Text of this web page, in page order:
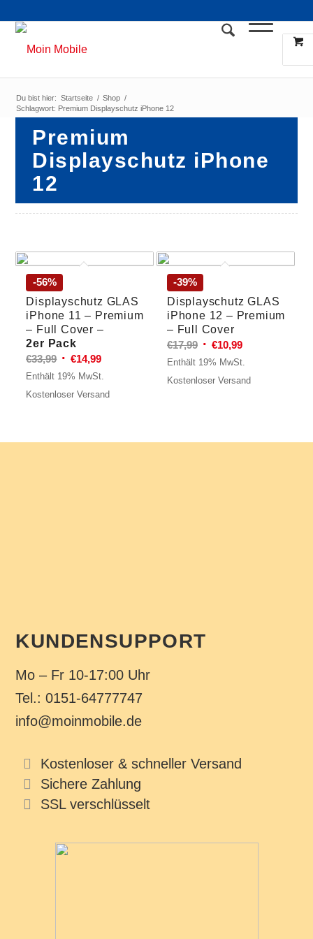
Du bist hier: Startseite / Shop /
Schlagwort: Premium Displayschutz iPhone 12
Premium
Displayschutz iPhone
12
-56%
Displayschutz GLAS
iPhone 11 – Premium
– Full Cover –
2er Pack
€33,99 Ursprünglicher
Preis
war:
€14,99Aktueller
Preis
ist:
Enthält 19% MwSt.
Kostenloser Versand
-39%
Displayschutz GLAS
iPhone 12 – Premium
– Full Cover
€17,99 Ursprünglicher
Preis
war:
€10,99Aktueller
Preis
ist:
Enthält 19% MwSt.
Kostenloser Versand
KUNDENSUPPORT
Mo – Fr 10-17:00 Uhr
Tel.: 0151-64777747
info@moinmobile.de
Kostenloser & schneller Versand
Sichere Zahlung
SSL verschlüsselt